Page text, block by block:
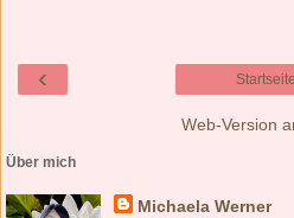
‹ Startseite
Web-Version
Über mich
Michaela Werner